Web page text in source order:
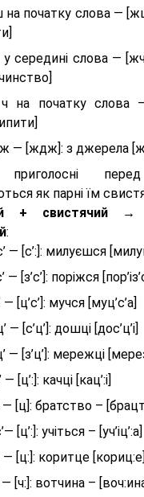
на початку слова —
у середині слова —
на початку слова
— [ждж]: з джерела
приголосні
як парні їм
+ свистячий →
:
— [с’:]: милуєшся
— [з’с’]: поріжся
— [ц’с’]: мучся [муц’с’а]
— [с’ц’]: дошці [дос’ц’і]
— [з’ц’]: мережці
— [ц’:]: качці [кац’:і]
— [ц]: братство –
[ц’:]: учіться – [уч’іц’:a]
— [ц:]: коритце [кориц:е]
[ч:]: вотчина –